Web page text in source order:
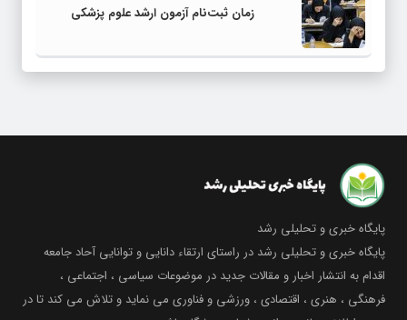
زمان ثبت‌نام آزمون ارشد علوم پزشکی
پایگاه خبری و تحلیلی رشد
پایگاه خبری و تحلیلی رشد در راستای ارتقاء دانایی و توانایی آحاد جامعه
اقدام به انتشار اخبار و مقالات جدید در موضوعات سیاسی ، اجتماعی ،
فرهنگی ، هنری ، اقتصادی ، ورزشی و فناوری می نماید و تلاش می کند تا در